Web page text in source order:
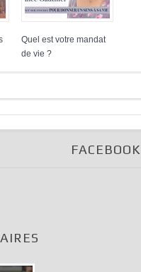
Quel est votre mandat
de vie ?
FACEBOOK